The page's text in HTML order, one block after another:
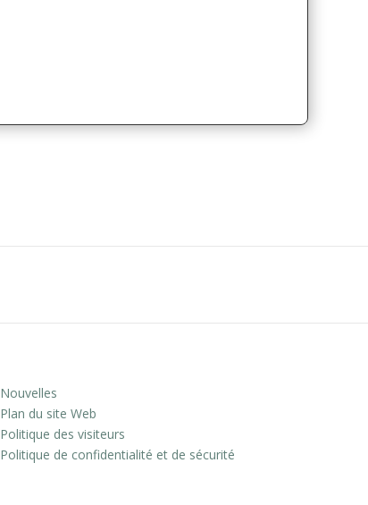
Nouvelles
Plan du site Web
Politique des visiteurs
Politique de confidentialité et de sécurité